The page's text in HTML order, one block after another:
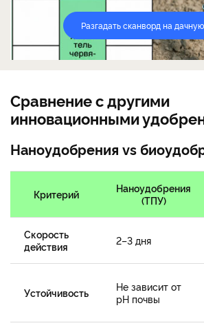
Разгадать сканворд на
Сравнение с другими
инновационными
Наноудобрения vs
Критерий
Наноудобрения
(ТПУ)
Скорость
действия
2–3 дня
Устойчивость
Не зависит от
pH почвы